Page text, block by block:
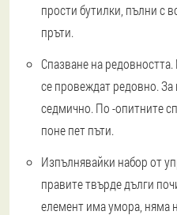
прости бутилки, пълни с
пръти.
Спазване на
се провеждат редовно.
седмично. По -опитните
поне пет пъти.
Изпълнявайки набор от
правите твърде дълги
елемент има умора, няма